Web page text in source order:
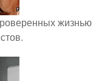
жизнью